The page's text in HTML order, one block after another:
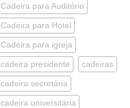
Cadeira para Auditório
Cadeira para Hotel
Cadeira para igreja
cadeira presidente cadeiras
cadeira secretária
cadeira universitária